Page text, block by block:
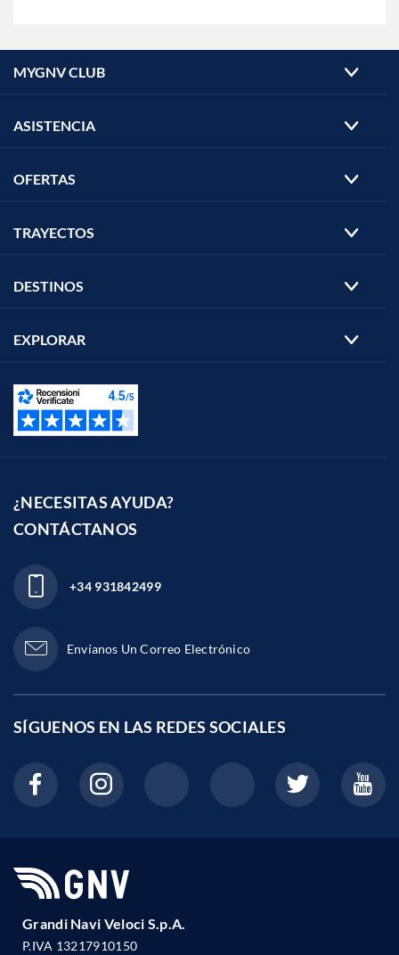
MYGNV CLUB
ASISTENCIA
OFERTAS
TRAYECTOS
DESTINOS
EXPLORAR
¿NECESITAS AYUDA?
CONTÁCTANOS
+34 931842499
Envíanos Un Correo Electrónico
SÍGUENOS EN LAS REDES SOCIALES
Grandi Navi Veloci S.p.A.
P.IVA 13217910150